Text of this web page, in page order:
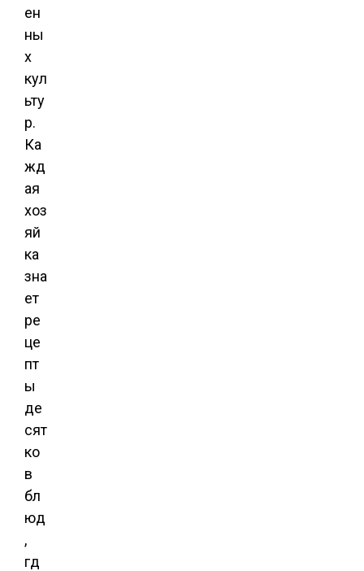
ен
ны
х
кул
ьту
р.
Ка
жд
ая
хоз
яй
ка
зна
ет
ре
це
пт
ы
де
сят
ко
в
бл
юд
,
гд